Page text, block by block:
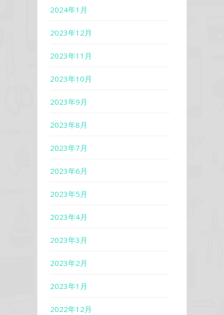
2024年1月
2023年12月
2023年11月
2023年10月
2023年9月
2023年8月
2023年7月
2023年6月
2023年5月
2023年4月
2023年3月
2023年2月
2023年1月
2022年12月